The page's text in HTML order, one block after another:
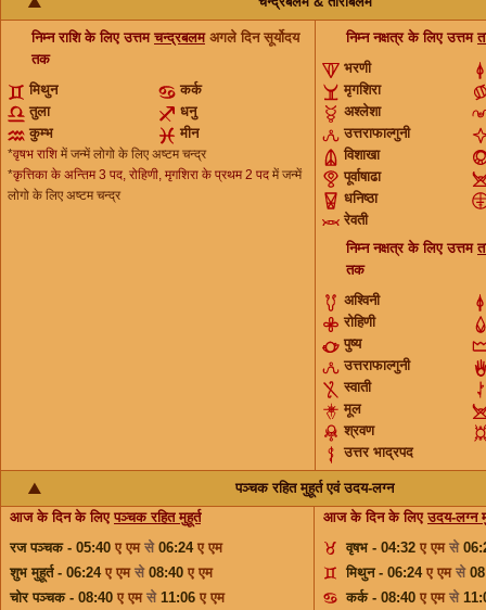
निम्न राशि के लिए उत्तम चन्द्रबलम अगले दिन सूर्योदय
तक
मिथुन
कर्क
तुला
धनु
कुम्भ
मीन
*वृषभ राशि में जन्में लोगो के लिए अष्टम चन्द्र
*कृत्तिका के अन्तिम 3 पद, रोहिणी, मृगशिरा के प्रथम 2 पद में जन्में
लोगो के लिए अष्टम चन्द्र
निम्न नक्षत्र के लिए उत्तम
भरणी
मृगशिरा
अश्लेशा
उत्तराफाल्गुनी
विशाखा
पूर्वाषाढा
धनिष्ठा
रेवती
निम्न नक्षत्र के लिए उत्तम
तक
अश्विनी
रोहिणी
पुष्य
उत्तराफाल्गुनी
स्वाती
मूल
श्रवण
उत्तर भाद्रपद
पञ्चक रहित मुहूर्त एवं उदय-लग्न
आज के दिन के लिए पञ्चक रहित मुहूर्त
रज पञ्चक - 05:40 ए एम से 06:24 ए एम
शुभ मुहूर्त - 06:24 ए एम से 08:40 ए एम
चोर पञ्चक - 08:40 ए एम से 11:06 ए एम
आज के दिन के लिए उदय-लग्न
वृषभ - 04:32 ए एम से
मिथुन - 06:24 ए एम से
कर्क - 08:40 ए एम से